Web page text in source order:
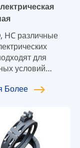
HC различные
для
условий
простая
высокий
Более